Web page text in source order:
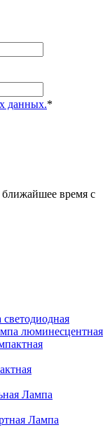
данных.*
время с
люминесцентная
Лампа
Лампа